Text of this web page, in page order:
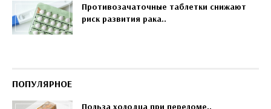
Противозачаточные таблетки снижают
риск развития рака..
ПОПУЛЯРНОЕ
Польза холодца при переломе..